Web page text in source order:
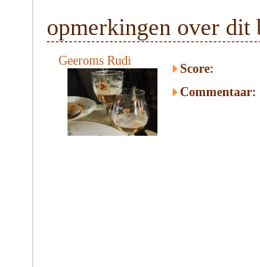
opmerkingen over dit
Geeroms Rudi
Score:
Commentaar: